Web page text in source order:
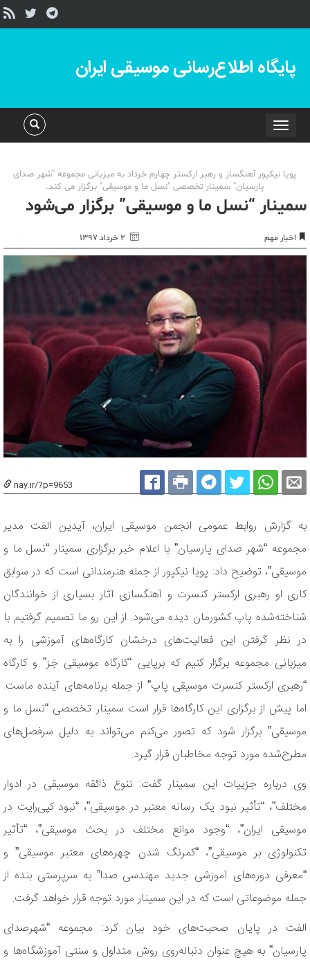
پایگاه اطلاع‌رسانی موسیقی ایران
Toggle
navigation
پویا نیکپور آهنگساز و رهبر ارکستر چهارم خرداد به میزبانی مجموعه "شهر صدای
پارسیان" سمینار تخصصی "نسل ما و موسیقی" برگزار می کند.
سمینار “نسل ما و موسیقی” برگزار می‌شود
اخبار مهم ۲ خرداد ۱۳۹۷
nay.ir/?p=9653
به گزارش روابط عمومی انجمن موسیقی ایران، آیدین الفت مدیر
مجموعه “شهر صدای پارسیان” با اعلام خبر برگزاری سمینار “نسل ما و
موسیقی”، توضیح داد: پویا نیکپور از جمله هنرمندانی است که در سوابق
کاری او رهبری ارکستر کنسرت و آهنگسازی آثار بسیاری از خوانندگان
شناخته‌شده پاپ کشورمان دیده می‌شود. از این رو ما تصمیم گرفتیم با
در نظر گرفتن این فعالیت‌های درخشان کارگاه‌های آموزشی را به
میزبانی مجموعه برگزار کنیم که برپایی “کارگاه موسیقی جَز” و کارگاه
“رهبری ارکستر کنسرت موسیقی پاپ” از جمله برنامه‌های آینده ماست.
اما پیش از برگزاری این کارگاه‌ها قرار است سمینار تخصصی “نسل ما و
موسیقی” برگزار شود که تصور می‌کنم می‌تواند به دلیل سرفصل‌های
مطرح‌شده مورد توجه مخاطبان قرار گیرد.
وی درباره جزییات این سمینار گفت: تنوع ذائقه موسیقى در ادوار
مختلف”، “تأثیر نبود یک رسانه معتبر در موسیقى”، “نبود کپی‌رایت در
موسیقى ایران”، “وجود موانع مختلف در بحث موسیقى”، “تأثیر
تکنولوژى بر موسیقى”، “کمرنگ شدن چهره‌های معتبر موسیقى” و
“معرفى دوره‌های آموزشى جدید مهندسی صدا” به سرپرستی بنده از
جمله موضوعاتی است که در این سمینار مورد توجه قرار خواهد گرفت.
الفت در پایان صحبت‌های خود بیان کرد: مجموعه “شهرصدای
پارسیان” به هیچ عنوان دنباله‌روی روش متداول و سنتی آموزشگاه‌ها و